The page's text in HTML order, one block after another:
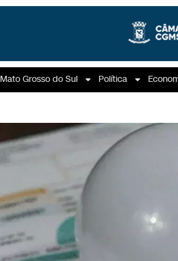
Mato Grosso do Sul Política